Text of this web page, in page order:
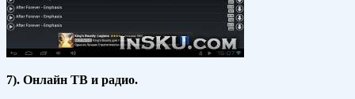
7). Онлайн ТВ и радио.